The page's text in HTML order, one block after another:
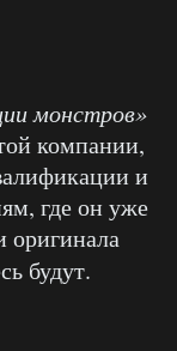
монстров»
компании,
и
где он уже
оригинала
будут.